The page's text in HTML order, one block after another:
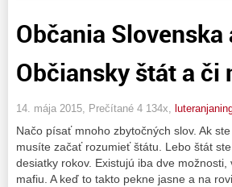
Občania
Občiansky štát a či
14. mája 2015, Prečítané 4 134x,
Načo písať mnoho zbytočných slov. Ak
musíte začať rozumieť štátu. Lebo štát
desiatky rokov. Existujú iba dve
mafiu. A keď to takto pekne jasne a na